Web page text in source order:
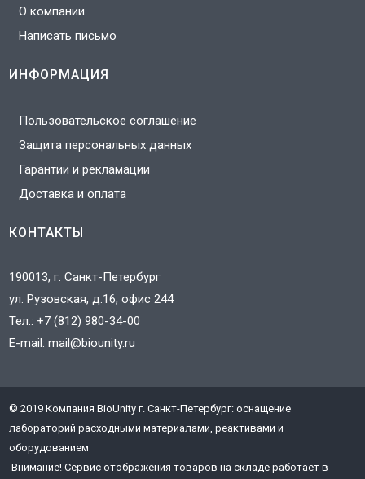
О компании
Написать письмо
ИНФОРМАЦИЯ
Пользовательское соглашение
Защита персональных данных
Гарантии и рекламации
Доставка и оплата
КОНТАКТЫ
190013, г. Санкт-Петербург
ул. Рузовская, д.16, офис 244
Тел.:+7 (812) 980-34-00
E-mail:mail@biounity.ru
© 2019 Компания BioUnity г. Санкт-Петербург: оснащение
лабораторий расходными материалами, реактивами и
оборудованием
Внимание! Сервис отображения товаров на складе работает в